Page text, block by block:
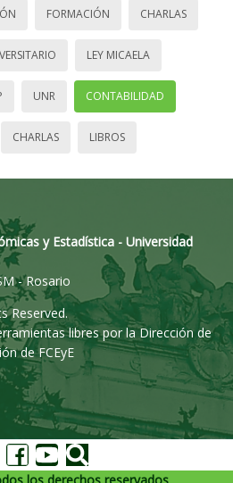
FORMACIÓN CHARLAS
LEY MICAELA
UNR CONTABILIDAD
CHARLAS LIBROS
y Estadística - Universidad
- Rosario
Reserved.
libres por la Dirección de
de FCEyE